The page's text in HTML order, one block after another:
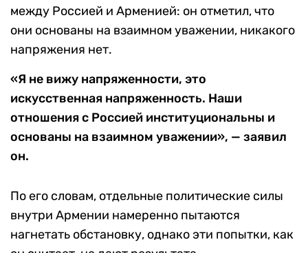
между Россией и Арменией: он отметил, что
они основаны на взаимном уважении, никакого
напряжения нет.
«Я не вижу напряженности, это
искусственная напряженность. Наши
отношения с Россией институциональны и
основаны на взаимном уважении», — заявил
он.
По его словам, отдельные политические силы
внутри Армении намеренно пытаются
нагнетать обстановку, однако эти попытки, как